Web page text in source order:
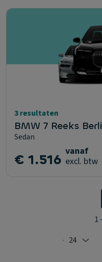
3 resultaten
BMW 7 Reeks
Sedan
€ 1.516 vanaf
excl. btw
Selected:
24
1